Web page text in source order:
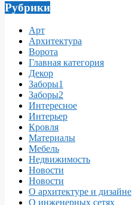
Рубрики
Арт
Архитектура
Ворота
Главная категория
Декор
Заборы1
Заборы2
Интересное
Интерьер
Кровля
Материалы
Мебель
Недвижимость
Новости
Новости
О архитектуре и дизайне
О инженерных сетях